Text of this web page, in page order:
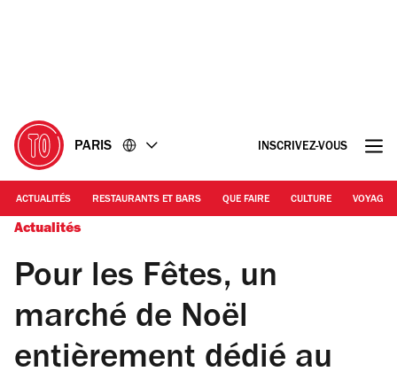
PARIS INSCRIVEZ-VOUS
ACTUALITÉS RESTAURANTS ET BARS QUE FAIRE CULTURE VOYAGE
Actualités
Pour les Fêtes, un
marché de Noël
entièrement dédié au